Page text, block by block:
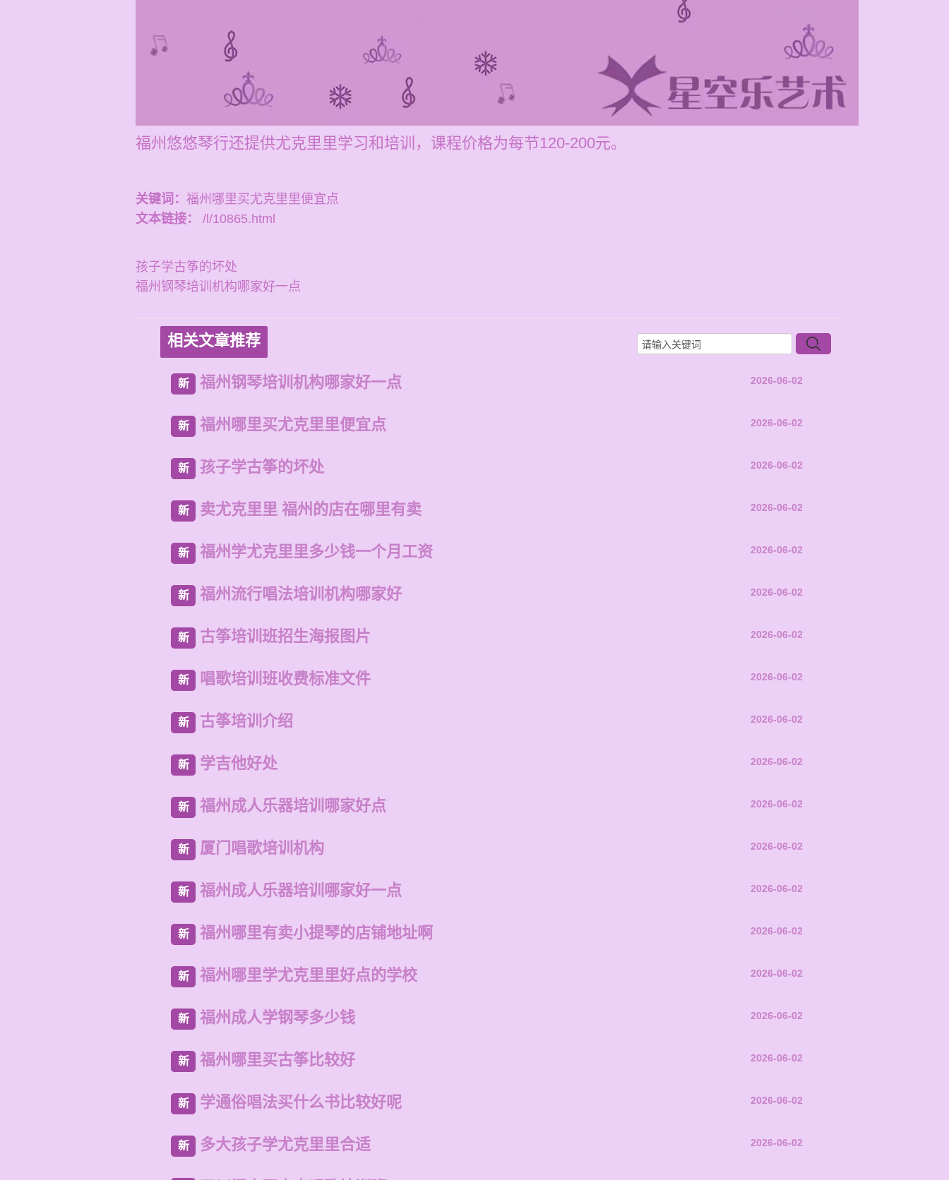
福州悠悠琴行还提供尤克里里学习和培训，课程价格为每节120-200元。
关键词： 福州哪里买尤克里里便宜点
文本链接：
/l/10865.html
孩子学古筝的坏处
福州钢琴培训机构哪家好一点
相关文章推荐
新 福州钢琴培训机构哪家好一点 2026-06-02
新 福州哪里买尤克里里便宜点 2026-06-02
新 孩子学古筝的坏处 2026-06-02
新 卖尤克里里 福州的店在哪里有卖 2026-06-02
新 福州学尤克里里多少钱一个月工资 2026-06-02
新 福州流行唱法培训机构哪家好 2026-06-02
新 古筝培训班招生海报图片 2026-06-02
新 唱歌培训班收费标准文件 2026-06-02
新 古筝培训介绍 2026-06-02
新 学吉他好处 2026-06-02
新 福州成人乐器培训哪家好点 2026-06-02
新 厦门唱歌培训机构 2026-06-02
新 福州成人乐器培训哪家好一点 2026-06-02
新 福州哪里有卖小提琴的店铺地址啊 2026-06-02
新 福州哪里学尤克里里好点的学校 2026-06-02
新 福州成人学钢琴多少钱 2026-06-02
新 福州哪里买古筝比较好 2026-06-02
新 学通俗唱法买什么书比较好呢 2026-06-02
新 多大孩子学尤克里里合适 2026-06-02